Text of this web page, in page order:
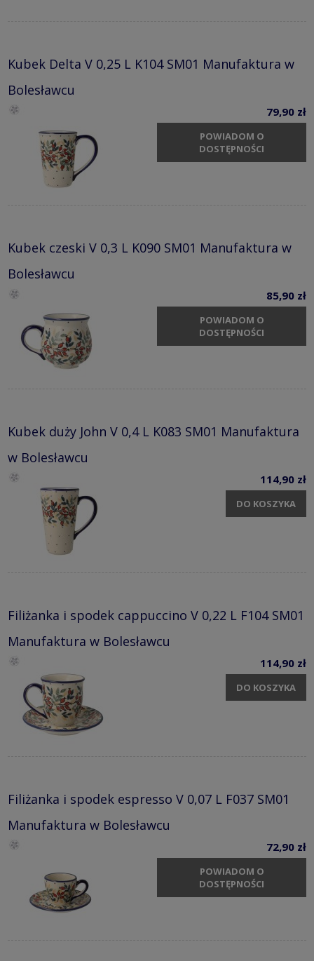
Kubek Delta V 0,25 L K104 SM01 Manufaktura w
Bolesławcu
79,90 zł
POWIADOM O
DOSTĘPNOŚCI
Kubek czeski V 0,3 L K090 SM01 Manufaktura w
Bolesławcu
85,90 zł
POWIADOM O
DOSTĘPNOŚCI
Kubek duży John V 0,4 L K083 SM01 Manufaktura
w Bolesławcu
114,90 zł
DO KOSZYKA
Filiżanka i spodek cappuccino V 0,22 L F104 SM01
Manufaktura w Bolesławcu
114,90 zł
DO KOSZYKA
Filiżanka i spodek espresso V 0,07 L F037 SM01
Manufaktura w Bolesławcu
72,90 zł
POWIADOM O
DOSTĘPNOŚCI